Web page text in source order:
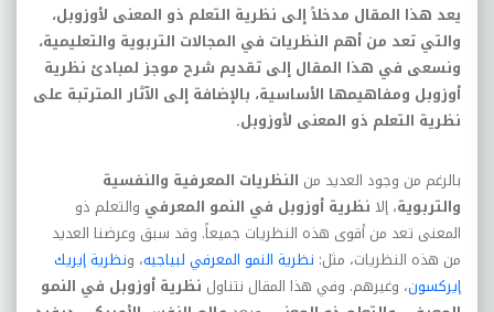
يعد هذا المقال مدخلاً إلى نظرية التعلم ذو المعنى لأوزوبل،
والتي تعد من أهم النظريات في المجالات التربوية والتعليمية،
ونسعى في هذا المقال إلى تقديم شرح موجز لمبادئ نظرية
أوزوبل ومفاهيمها الأساسية، بالإضافة إلى الآثار المترتبة على
نظرية التعلم ذو المعنى لأوزوبل.
بالرغم من وجود العديد من النظريات المعرفية والنفسية
والتربوية، إلا نظرية أوزوبل في النمو المعرفي والتعلم ذو
المعنى تعد من أقوى هذه النظريات جميعاً. وقد سبق وعرضنا العديد
من هذه النظريات، مثل: نظرية النمو المعرفي لبياجيه، ونظرية إيريك
إيركسون، وغيرهم. وفي هذا المقال نتناول نظرية أوزوبل في النمو